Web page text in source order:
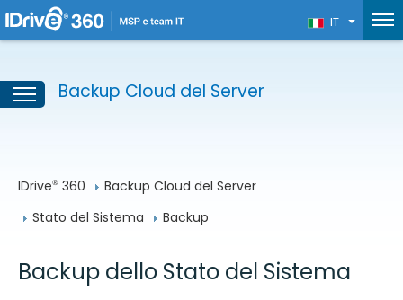
IT
Backup Cloud del Server
IDrive® 360
Backup Cloud del Server
Stato del Sistema
Backup
Backup dello Stato del Sistema